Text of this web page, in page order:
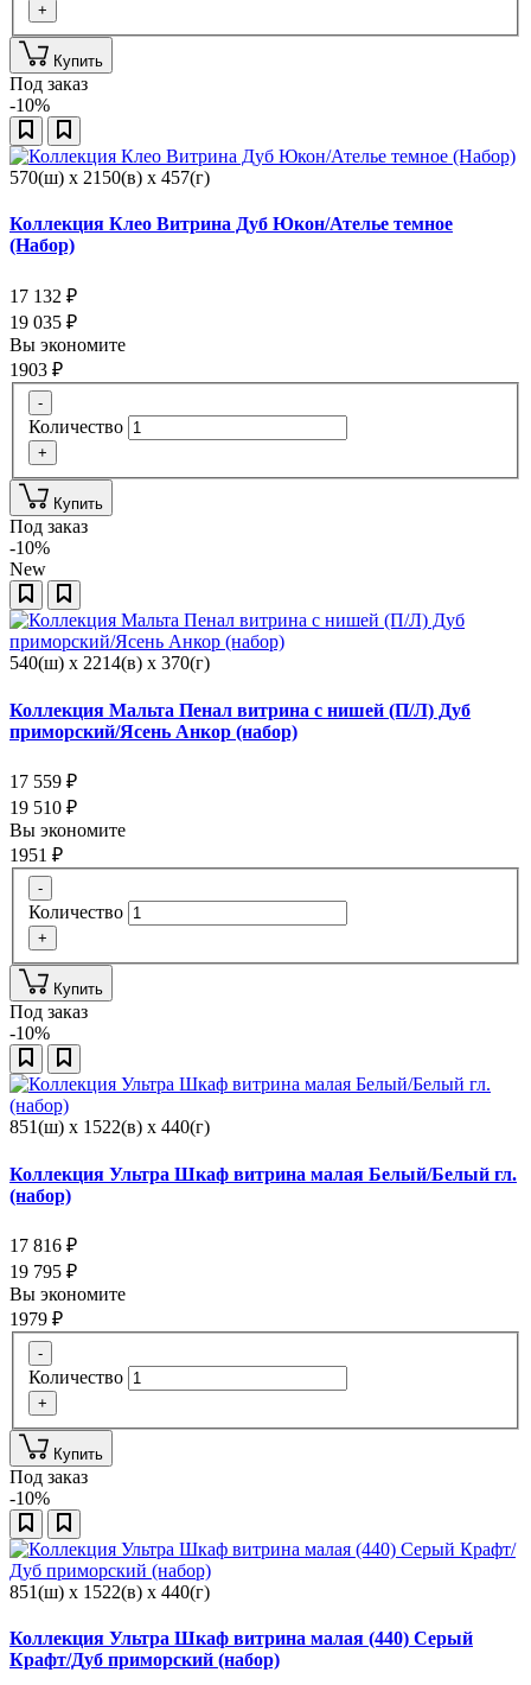
+
Купить
Под заказ
-10%
570(ш) x 2150(в) x 457(г)
Коллекция Клео Витрина Дуб Юкон/Ателье темное
(Набор)
17 132 ₽
19 035 ₽
Вы экономите
1903 ₽
-
Количество
+
Купить
Под заказ
-10%
New
540(ш) x 2214(в) x 370(г)
Коллекция Мальта Пенал витрина с нишей (П/Л) Дуб
приморский/Ясень Анкор (набор)
17 559 ₽
19 510 ₽
Вы экономите
1951 ₽
-
Количество
+
Купить
Под заказ
-10%
851(ш) x 1522(в) x 440(г)
Коллекция Ультра Шкаф витрина малая Белый/Белый гл.
(набор)
17 816 ₽
19 795 ₽
Вы экономите
1979 ₽
-
Количество
+
Купить
Под заказ
-10%
851(ш) x 1522(в) x 440(г)
Коллекция Ультра Шкаф витрина малая (440) Серый
Крафт/Дуб приморский (набор)